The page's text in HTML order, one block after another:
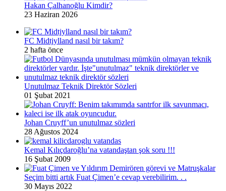
Hakan Çalhanoğlu Kimdir?
23 Haziran 2026
FC Midtjylland nasıl bir takım?
2 hafta önce
Unutulmaz Teknik Direktör Sözleri
01 Şubat 2021
Johan Cruyff’un unutulmaz sözleri
28 Ağustos 2024
Kemal Kılıçdaroğlu’na vatandaştan şok soru !!!
16 Şubat 2009
Seçim bitti artık Fuat Çimen’e cevap verebilirim. . .
30 Mayıs 2022